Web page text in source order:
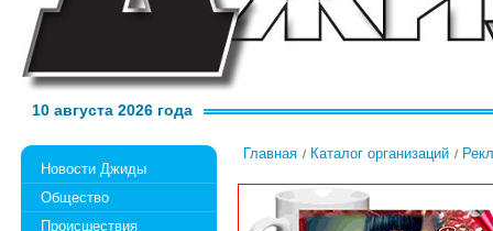
10 августа 2026 года
Новости Джиды
Общество
Происшествия
Главная Каталог организаций